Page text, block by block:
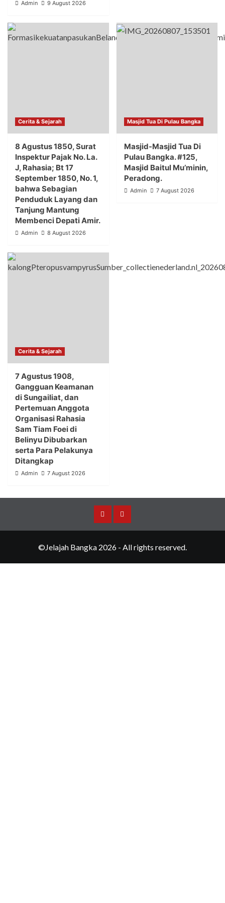
Admin 9 August 2026
Cerita & Sejarah
8 Agustus 1850, Surat
Inspektur Pajak No. La.
J, Rahasia; Bt 17
September 1850, No. 1,
bahwa Sebagian
Penduduk Layang dan
Tanjung Mantung
Membenci Depati Amir.
Admin 8 August 2026
Masjid Tua Di Pulau Bangka
Masjid-Masjid Tua Di
Pulau Bangka. #125,
Masjid Baitul Mu’minin,
Peradong.
Admin 7 August 2026
Cerita & Sejarah
7 Agustus 1908,
Gangguan Keamanan
di Sungailiat, dan
Pertemuan Anggota
Organisasi Rahasia
Sam Tiam Foei di
Belinyu Dibubarkan
serta Para Pelakunya
Ditangkap
Admin 7 August 2026
Merchandise
Events
©Jelajah Bangka 2026 - All rights reserved.